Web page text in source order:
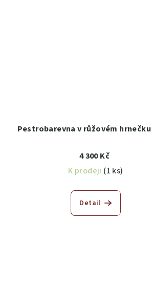
Pestrobarevna v růžovém hrnečku
4 300 Kč
K prodeji (1 ks)
Detail